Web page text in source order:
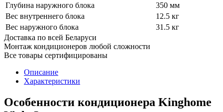
Глубина наружного блока
350 мм
Вес внутреннего блока
12.5 кг
Вес наружного блока
31.5 кг
Доставка по всей Беларуси
Монтаж кондиционеров любой сложности
Все товары сертифицированы
Описание
Характеристики
Особенности кондиционера Kinghome